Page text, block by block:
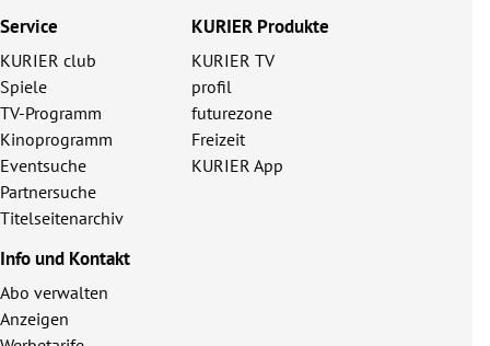
Service
KURIER club
Spiele
TV-Programm
Kinoprogramm
Eventsuche
Partnersuche
Titelseitenarchiv
KURIER Produkte
KURIER TV
profil
futurezone
Freizeit
KURIER App
Info und Kontakt
Abo verwalten
Anzeigen